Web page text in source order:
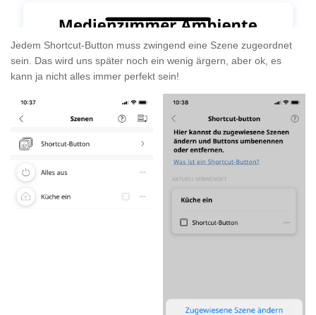
Jedem Shortcut-Button muss zwingend eine Szene zugeordnet
sein. Das wird uns später noch ein wenig ärgern, aber ok, es
kann ja nicht alles immer perfekt sein!